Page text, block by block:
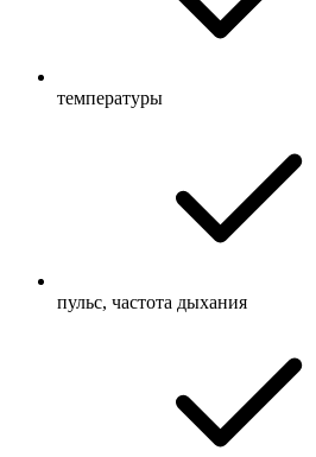
температуры
пульс, частота дыхания